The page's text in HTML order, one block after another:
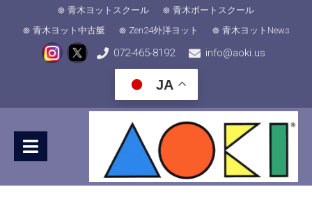
青木ヨットスクール
青木ボートスクール
青木ヨット中古艇
Zen24外洋ヨット 青木ヨットNews
072-465-8192 info@aoki.us
JA